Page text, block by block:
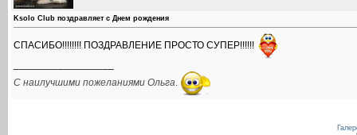
Ksolo Club поздравляет с Днем рождения
СПАСИБО!!!!!!!! ПОЗДРАВЛЕНИЕ ПРОСТО СУПЕР!!!!!!
С наилучшими пожеланиями Ольга